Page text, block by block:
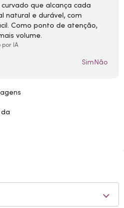
que alcança cada
natural e durável, com
Como ponto de atenção,
volume.
por IA
SimNão